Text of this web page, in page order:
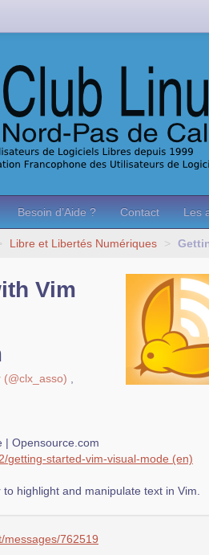
Besoin d’Aide ? Contact Les
Libre et Libertés Numériques >
Vim
(@clx_asso)
| Opensource.com
2/getting-started-vim-visual-mode
highlight and manipulate text in Vim.
messages/762519